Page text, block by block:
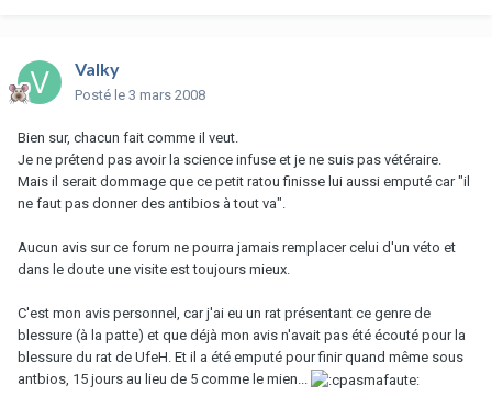
Valky
Posté le 3 mars 2008
Bien sur, chacun fait comme il veut.
Je ne prétend pas avoir la science infuse et je ne suis pas vétéraire.
Mais il serait dommage que ce petit ratou finisse lui aussi emputé car "il
ne faut pas donner des antibios à tout va".
Aucun avis sur ce forum ne pourra jamais remplacer celui d'un véto et
dans le doute une visite est toujours mieux.
C'est mon avis personnel, car j'ai eu un rat présentant ce genre de
blessure (à la patte) et que déjà mon avis n'avait pas été écouté pour la
blessure du rat de UfeH. Et il a été emputé pour finir quand même sous
antbios, 15 jours au lieu de 5 comme le mien...